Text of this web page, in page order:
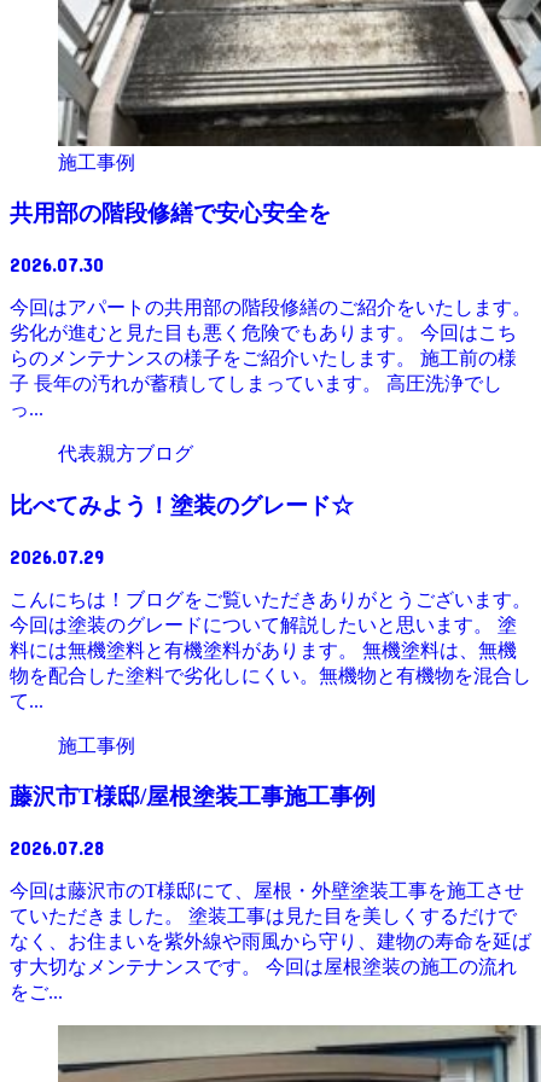
施工事例
共用部の階段修繕で安心安全を
2026.07.30
今回はアパートの共用部の階段修繕のご紹介をいたします。
劣化が進むと見た目も悪く危険でもあります。 今回はこち
らのメンテナンスの様子をご紹介いたします。 施工前の様
子 長年の汚れが蓄積してしまっています。 高圧洗浄でし
っ...
代表親方ブログ
比べてみよう！塗装のグレード☆
2026.07.29
こんにちは！ブログをご覧いただきありがとうございます。
今回は塗装のグレードについて解説したいと思います。 塗
料には無機塗料と有機塗料があります。 無機塗料は、無機
物を配合した塗料で劣化しにくい。無機物と有機物を混合し
て...
施工事例
藤沢市T様邸/屋根塗装工事施工事例
2026.07.28
今回は藤沢市のT様邸にて、屋根・外壁塗装工事を施工させ
ていただきました。 塗装工事は見た目を美しくするだけで
なく、お住まいを紫外線や雨風から守り、建物の寿命を延ば
す大切なメンテナンスです。 今回は屋根塗装の施工の流れ
をご...